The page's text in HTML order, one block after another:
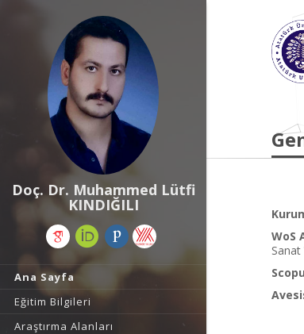
Doç. Dr. Muhammed Lütfi
KINDIĞILI
Ana Sayfa
Eğitim Bilgileri
Araştırma Alanları
WoS